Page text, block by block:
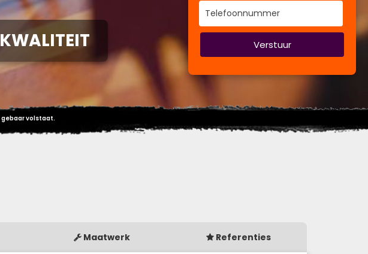
gebaar volstaat.
Maatwerk Referenties
Verstuur